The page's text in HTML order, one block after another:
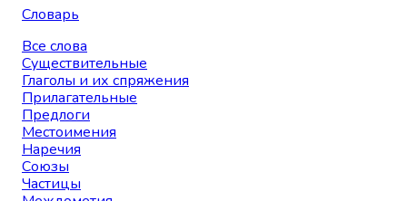
Словарь
Все слова
Существительные
Глаголы и их спряжения
Прилагательные
Предлоги
Местоимения
Наречия
Союзы
Частицы